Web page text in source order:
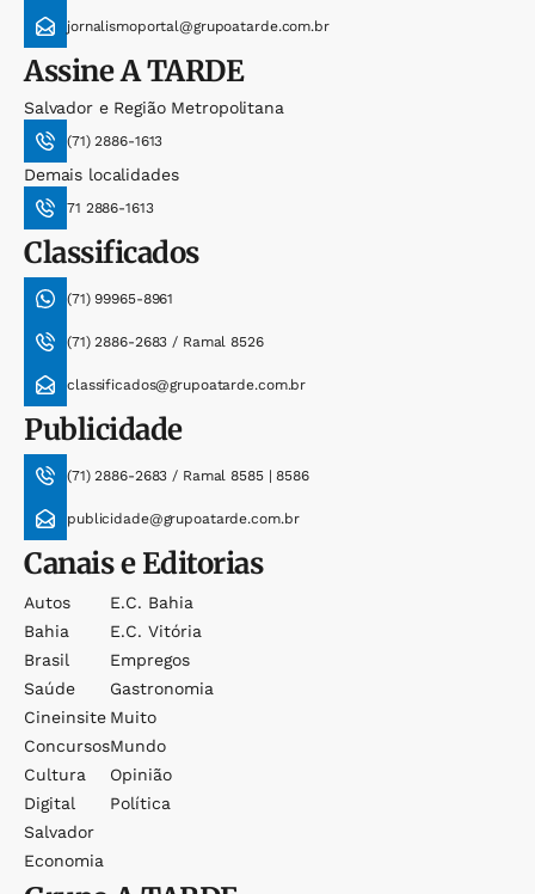
jornalismoportal@grupoatarde.com.br
AssineA TARDE
Salvador e Região Metropolitana
(71) 2886-1613
Demais localidades
71 2886-1613
Classificados
(71) 99965-8961
(71) 2886-2683 / Ramal 8526
classificados@grupoatarde.com.br
Publicidade
(71) 2886-2683 / Ramal 8585 | 8586
publicidade@grupoatarde.com.br
Canais e Editorias
Autos
Bahia
Brasil
Saúde
Cineinsite
Concursos
Cultura
Digital
Salvador
Economia
E.c. Bahia
E.c. Vitória
Empregos
Gastronomia
Muito
Mundo
Opinião
Política